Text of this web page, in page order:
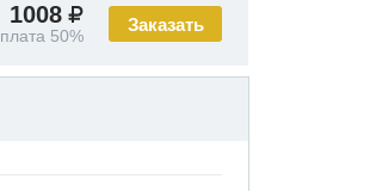
Заказать
1008
50%